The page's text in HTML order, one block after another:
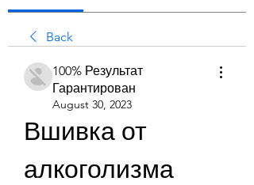
Back
100% Результат
Гарантирован
August 30, 2023
Вшивка от
алкоголизма